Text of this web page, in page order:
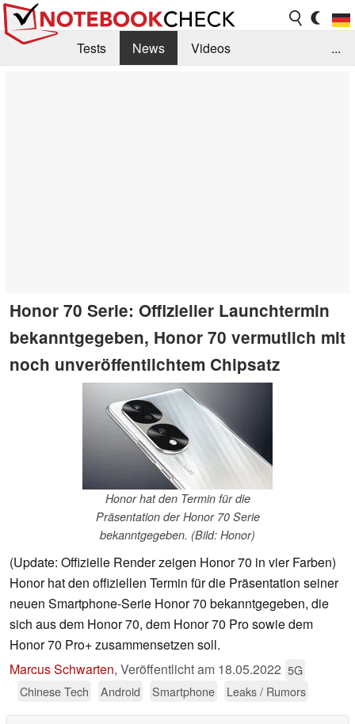
Tests News
Videos
...
Honor 70 Serie: Offizieller Launchtermin
bekanntgegeben, Honor 70 vermutlich mit
noch unveröffentlichtem Chipsatz
Honor hat den Termin für die
Präsentation der Honor 70 Serie
bekanntgegeben. (Bild: Honor)
(Update: Offizielle Render zeigen Honor 70 in vier Farben)
Honor hat den offiziellen Termin für die Präsentation seiner
neuen Smartphone-Serie Honor 70 bekanntgegeben, die
sich aus dem Honor 70, dem Honor 70 Pro sowie dem
Honor 70 Pro+ zusammensetzen soll.
Marcus Schwarten, Veröffentlicht am 18.05.2022 5G
Chinese Tech
Android Smartphone Leaks / Rumors